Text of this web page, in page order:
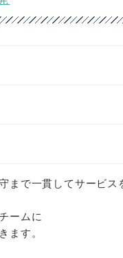
まで一貫してサービス
ームに
ます。